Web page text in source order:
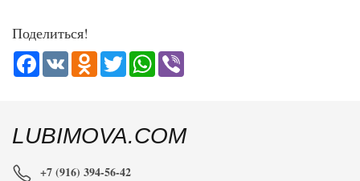
Поделиться!
Facebook
VK Odnoklassniki
TwitterWhatsApp
LUBIMOVA.COM
+7 (916) 394-56-42